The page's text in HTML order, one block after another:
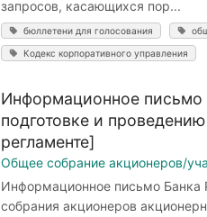
запросов, касающихся пор...
бюллетени для голосования
Кодекс корпоративного управления
Информационное
подготовке и
регламенте]
Общее собрание акционеров/
Информационное письмо Банка
собрания акционеров